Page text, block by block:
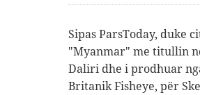
Sipas ParsToday, duke
"Myanmar" me titullin
Daliri dhe i prodhuar
Britanik Fisheye, për